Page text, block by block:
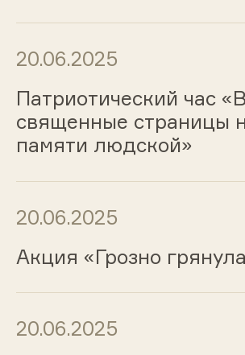
20.06.2025
Патриотический час
священные страницы
памяти людской»
20.06.2025
Акция «Грозно
20.06.2025